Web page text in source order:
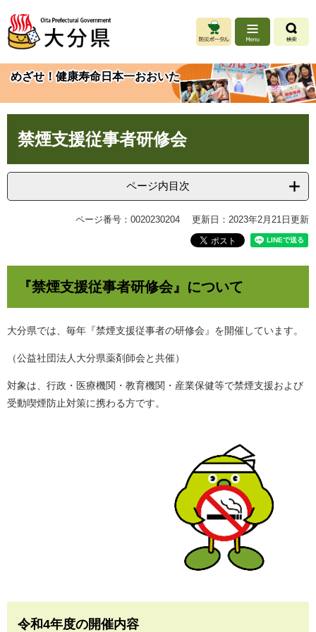
ジ
先
頭
ュ
を
飛
へ
めざせ！健康寿命日本一おおいた
禁煙支援従事者研修会
ページ内目次
ページ番号：0020230204 更新日：2023年2月21日更新
『禁煙支援従事者研修会』について
大分県では、毎年『禁煙支援従事者の研修会』を開催しています。
（公益社団法人大分県薬剤師会と共催）
対象は、行政・医療機関・教育機関・産業保健等で禁煙支援および
受動喫煙防止対策に携わる方です。
令和4年度の開催内容